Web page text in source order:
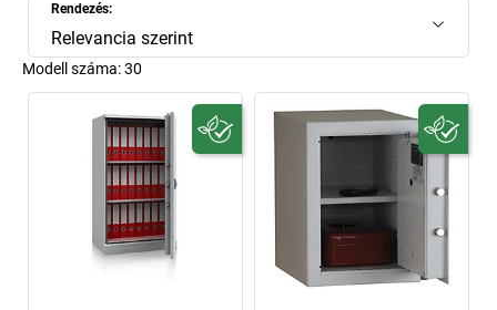
Rendezés:
Relevancia szerint
Modell száma:30